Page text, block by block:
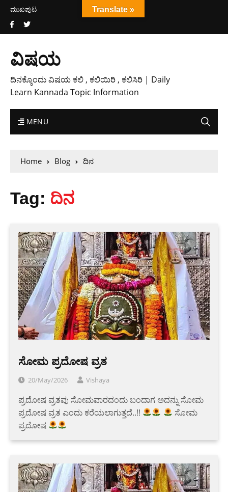
ಮುಖಪುಟ
ವಿಷಯ
ದಿನಕ್ಕೊಂದು ವಿಷಯ ಕಲಿ , ಕಲಿಯಿರಿ , ಕಲಿಸಿರಿ | Daily
Learn Kannada Topic Information
MENU
Home Blog ದಿನ
Tag: ದಿನ
ಸೋಮ ಪ್ರದೋಷ ವ್ರತ
20/May/2026 Vishaya
ಪ್ರದೋಷ ವ್ರತವು ಸೋಮವಾರದಂದು ಬಂದಾಗ ಅದನ್ನು ಸೋಮ
ಪ್ರದೋಷ ವ್ರತ ಎಂದು ಕರೆಯಲಾಗುತ್ತದೆ..!!
ಸೋಮ
ಪ್ರದೋಷ
Translate »